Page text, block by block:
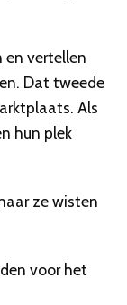
en vertellen
Dat tweede
Als
hun plek
ze wisten
voor het